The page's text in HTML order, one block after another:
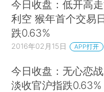
今日收盘：低开高
利空 猴年首个交易
跌0.63%
2016年02月15日 APP打开
今日收盘：无心恋
淡收官沪指跌0.63%